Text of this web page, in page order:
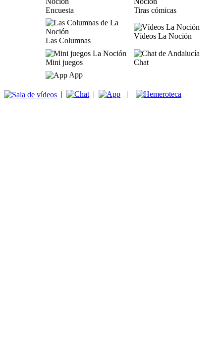
Encuesta Tiras cómicas
Las Columnas
Vídeos La Noción
Mini juegos
Chat
App
| | |